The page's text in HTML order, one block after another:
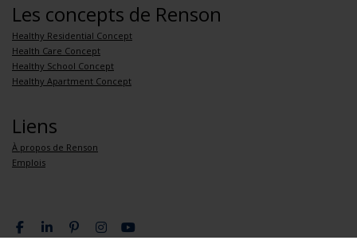
Les concepts de Renson
Healthy Residential Concept
Health Care Concept
Healthy School Concept
Healthy Apartment Concept
Liens
À propos de Renson
Emplois